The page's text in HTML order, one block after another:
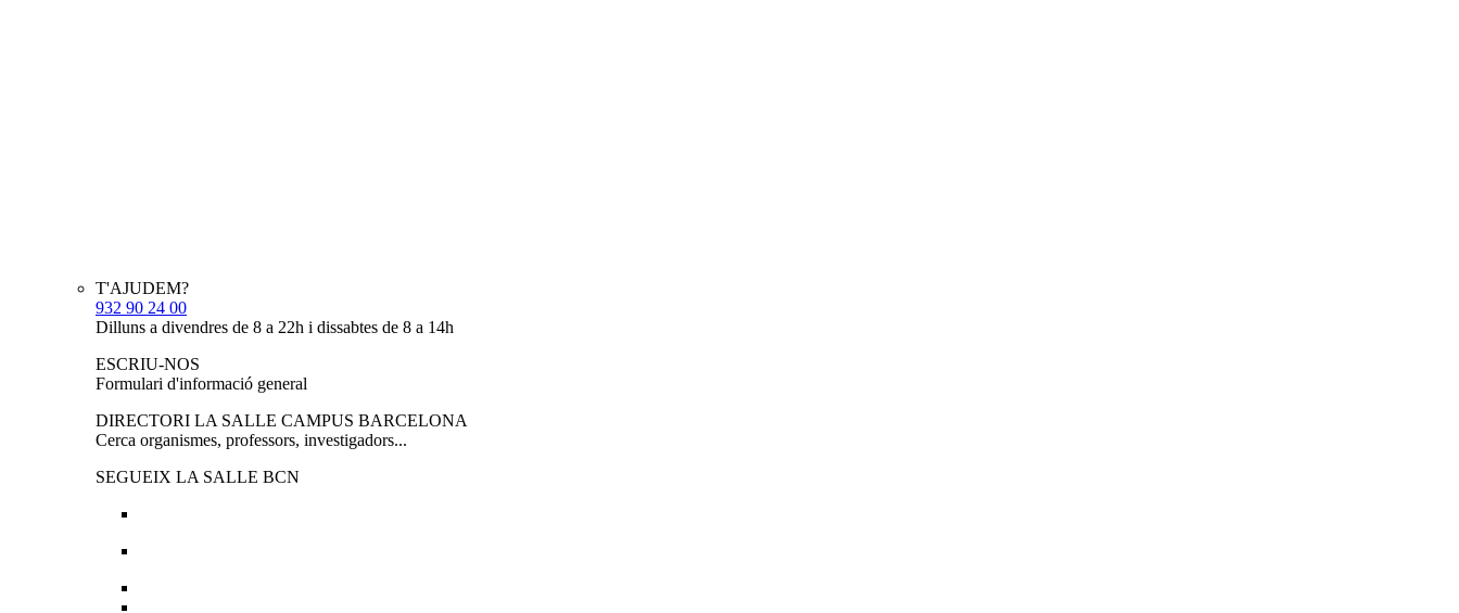
T'AJUDEM?
932 90 24 00
Dilluns a divendres de 8 a 22h i dissabtes de 8 a 14h
ESCRIU-NOS
Formulari d'informació general
DIRECTORI LA SALLE CAMPUS BARCELONA
Cerca organismes, professors, investigadors...
SEGUEIX LA SALLE BCN